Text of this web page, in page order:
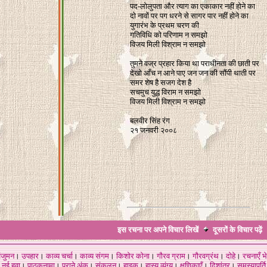
पद-लोलुपता और त्याग का एकाकार नहीं होने का
दो नावों पर पग धरने से सागर पार नहीं होने का
युगारंभ के प्रथम चरण की
गतिविधि को परिणाम न समझो
विजय मिली विश्राम न समझो
तुमने वज्र प्रहार किया था पराधीनता की छाती पर
देखो आँच न आने पाए जन जन की सौंपी थाती पर
समर शेष है सजग देश है
सचमुच युद्ध विराम न समझो
विजय मिली विश्राम न समझो
बलवीर सिंह रंग
२१ जनवरी २००८
इस रचना पर अपने विचार लिखें दूसरों के विचारपढ़ें
।उपहार।काव्य चर्चा।काव्य संगम।किशोर कोना।गौरव ग्राम।गौरवग्रंथ।दोहे।रचनाएँ